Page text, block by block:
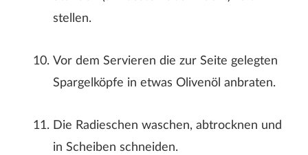
stellen.
Vor dem Servieren die zur Seite gelegten
Spargelköpfe in etwas Olivenöl anbraten.
Die Radieschen waschen, abtrocknen und
in Scheiben schneiden.